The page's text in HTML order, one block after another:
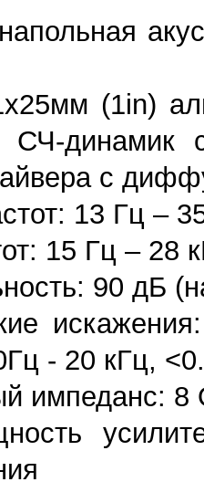
(1in)
динамик
с
13 Гц –
15 Гц – 28
90 дБ
- 20 кГц,
импеданс: